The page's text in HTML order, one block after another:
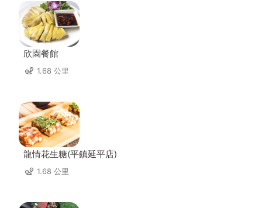
欣園餐館
1.68 公里
龍情花生糖(平鎮延平店)
1.68 公里